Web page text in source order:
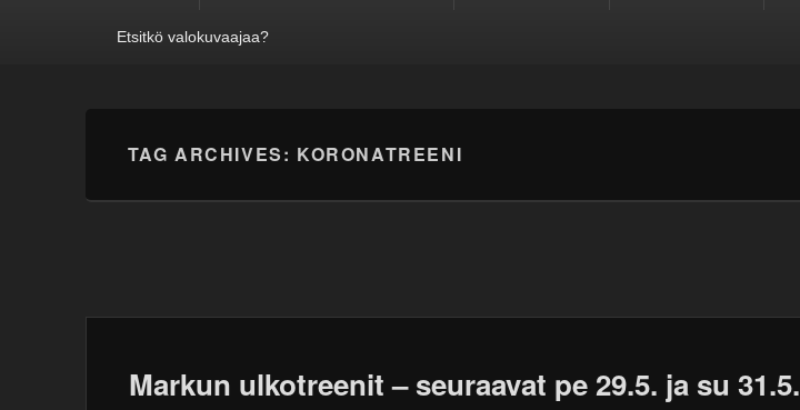
Etsitkö valokuvaajaa?
TAG ARCHIVES: KORONATREENI
Markun ulkotreenit – seuraavat pe 29.5. ja su 31.5.